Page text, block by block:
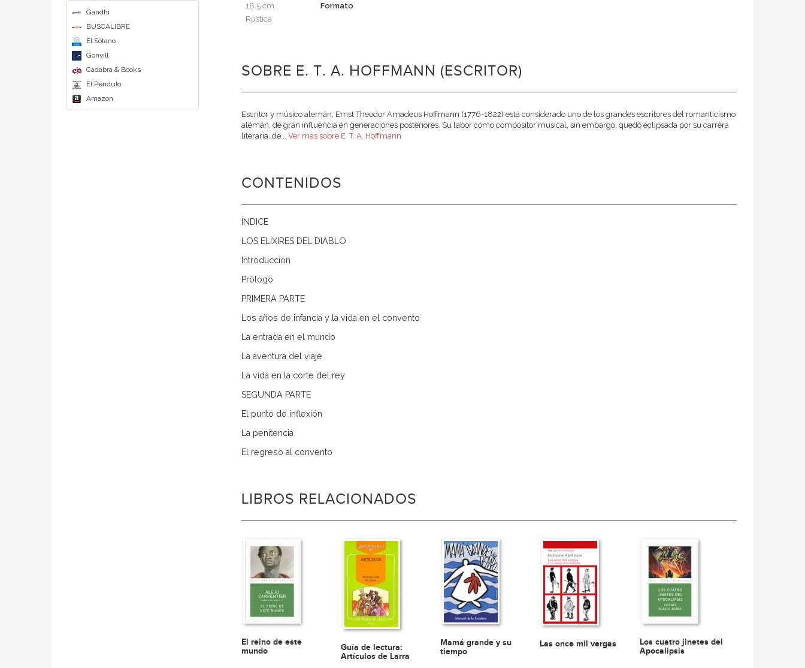
Gandhi
BUSCALIBRE
El Sótano
Gonvill
Cadabra & Books
El Péndulo
Amazon
18.5 cm
Formato
Rústica
SOBRE E. T. A. HOFFMANN (ESCRITOR)
Escritor y músico alemán, Ernst Theodor Amadeus Hoffmann (1776-1822) está considerado uno de los grandes escritores del romanticismo
alemán, de gran influencia en generaciones posteriores. Su labor como compositor musical, sin embargo, quedó eclipsada por su carrera
literaria, de... Ver más sobre E. T. A. Hoffmann
CONTENIDOS
ÍNDICE
LOS ELIXIRES DEL DIABLO
Introducción
Prólogo
PRIMERA PARTE
Los años de infancia y la vida en el convento
La entrada en el mundo
La aventura del viaje
La vida en la corte del rey
SEGUNDA PARTE
El punto de inflexión
La penitencia
El regreso al convento
LIBROS RELACIONADOS
El reino de este
mundo
Guía de lectura:
Artículos de Larra
Mamá grande y su
tiempo
Las once mil vergas
Los cuatro jinetes del
Apocalipsis